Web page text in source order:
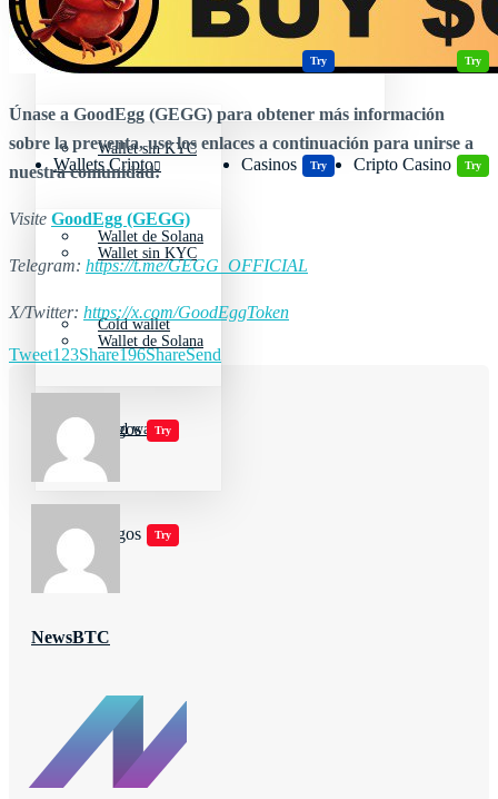
Wallets Cripto
Wallet sin KYC
Wallet de Solana
Cold wallet
Try Try
Jugar juegos Try
Criptomonedas más volátiles
Wallets Cripto
Wallet sin KYC
Wallet de Solana
Cold wallet
Casinos Try Cripto Casino Try
Jugar juegos Try
Únase a GoodEgg (GEGG) para obtener más información
sobre la preventa, use los enlaces a continuación para unirse a
nuestra comunidad:
Visite GoodEgg (GEGG)
Telegram: https://t.me/GEGG_OFFICIAL
X/Twitter: https://x.com/GoodEggToken
Tweet123Share196ShareSend
NewsBTC